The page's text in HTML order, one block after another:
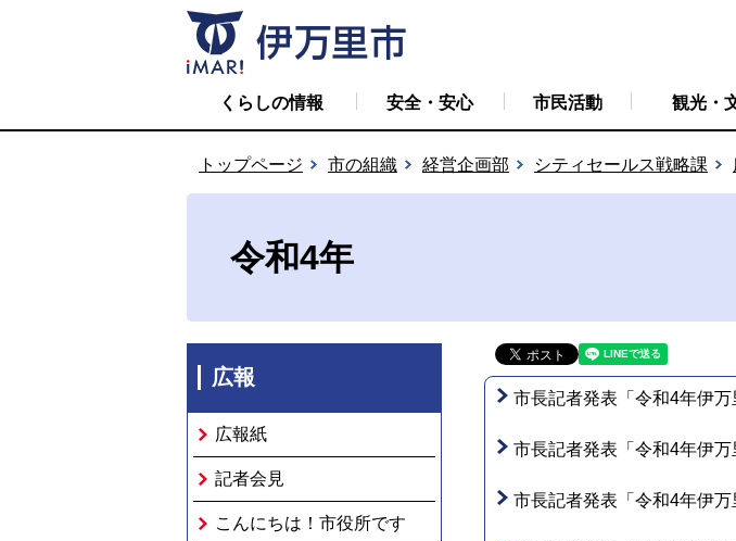
くらしの情報 安全・安心 市民活動 観光・
トップページ 市の組織 経営企画部 シティセールス戦略課
令和4年
広報
広報紙
記者会見
こんにちは！市役所です
市長記者発表「令和4年伊
市長記者発表「令和4年伊
市長記者発表「令和4年伊